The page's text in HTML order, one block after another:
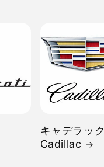
キャデラック
Cadillac